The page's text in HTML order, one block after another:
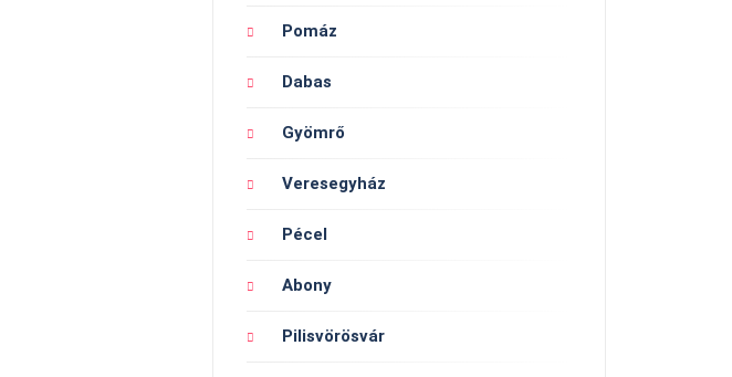
Pomáz
Dabas
Gyömrő
Veresegyház
Pécel
Abony
Pilisvörösvár